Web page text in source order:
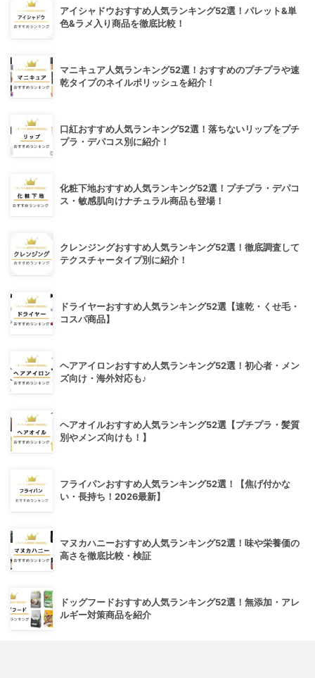
アイシャドウおすすめ人気ランキング52選！パレット&単
色&ラメ入り商品を徹底比較！
マニキュア人気ランキング52選！おすすめのプチプラや速
乾タイプのネイルポリッシュを紹介！
口紅おすすめ人気ランキング52選！落ちないリップをプチ
プラ・デパコス別に紹介！
化粧下地おすすめ人気ランキング52選！プチプラ・デパコ
ス・敏感肌向けナチュラル商品も登場！
クレンジングおすすめ人気ランキング52選！徹底調査して
テクスチャータイプ別に紹介！
ドライヤーおすすめ人気ランキング52選【速乾・くせ毛・
コスパ商品】
ヘアアイロンおすすめ人気ランキング52選！初心者・メン
ズ向け・海外対応も♪
ヘアオイルおすすめ人気ランキング52選【プチプラ・髪質
別やメンズ向けも！】
フライパンおすすめ人気ランキング52選！【焦げ付かな
い・長持ち！2026最新】
マヌカハニーおすすめ人気ランキング52選！味や栄養価の
高さを徹底比較・検証
ドッグフードおすすめ人気ランキング52選！無添加・アレ
ルギー対策商品を紹介